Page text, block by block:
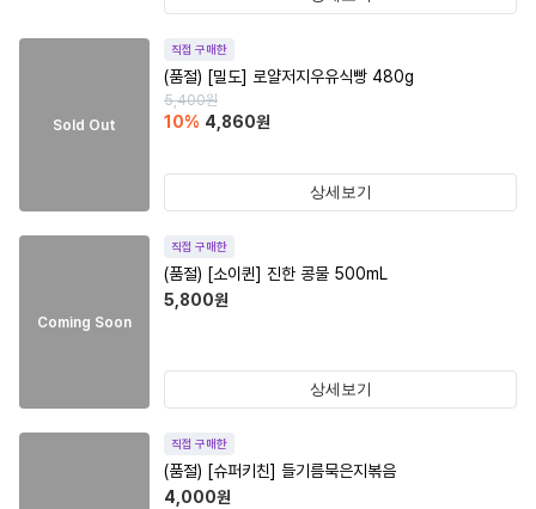
Sold Out
직접 구매한
(품절) [밀도] 로얄저지우유식빵 480g
5,400원
10% 4,860원
상세보기
Coming Soon
직접 구매한
(품절) [소이퀸] 진한 콩물 500mL
5,800원
상세보기
직접 구매한
(품절) [슈퍼키친] 들기름묵은지볶음
4,000원